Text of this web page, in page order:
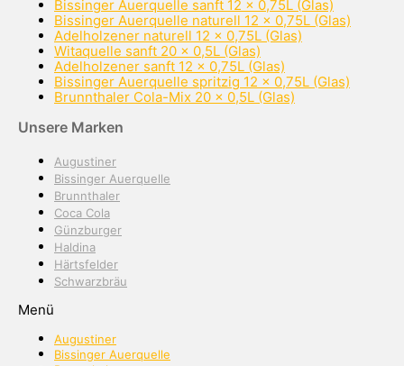
Bissinger Auerquelle sanft 12 x 0,75L (Glas)
Bissinger Auerquelle naturell 12 x 0,75L (Glas)
Adelholzener naturell 12 x 0,75L (Glas)
Witaquelle sanft 20 x 0,5L (Glas)
Adelholzener sanft 12 x 0,75L (Glas)
Bissinger Auerquelle spritzig 12 x 0,75L (Glas)
Brunnthaler Cola-Mix 20 x 0,5L (Glas)
Unsere Marken
Augustiner
Bissinger Auerquelle
Brunnthaler
Coca Cola
Günzburger
Haldina
Härtsfelder
Schwarzbräu
Menü
Augustiner
Bissinger Auerquelle